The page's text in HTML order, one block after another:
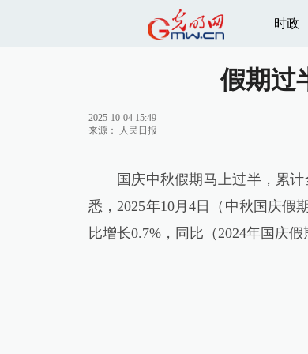
时政
假期过
2025-10-04 15:49
来源：
人民日报
国庆中秋假期马上过半，累
悉，2025年10月4日（中秋国庆假
比增长0.7%，同比（2024年国庆